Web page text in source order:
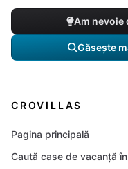
Am nevoie
Găsește
CROVILLAS
Pagina principală
Caută case de vacanță